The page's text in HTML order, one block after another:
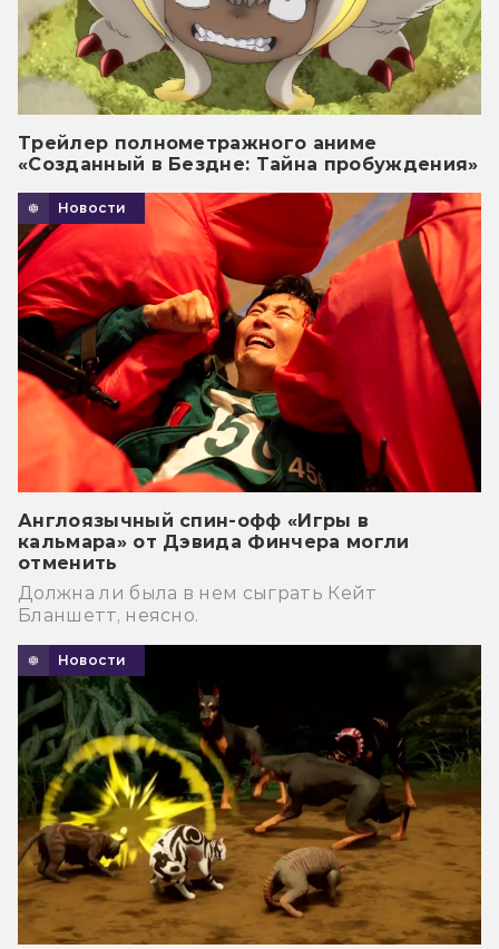
Трейлер полнометражного аниме
«Созданный в Бездне: Тайна пробуждения»
Новости
Англоязычный спин-офф «Игры в
кальмара» от Дэвида Финчера могли
отменить
Должна ли была в нем сыграть Кейт
Бланшетт, неясно.
Новости